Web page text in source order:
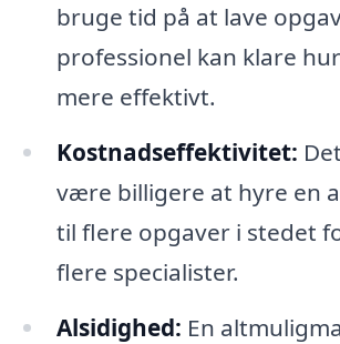
bruge tid på at lave
professionel kan klare
mere effektivt.
Kostnadseffektivitet:
være billigere at hyre en
til flere opgaver i stedet
flere specialister.
Alsidighed: En